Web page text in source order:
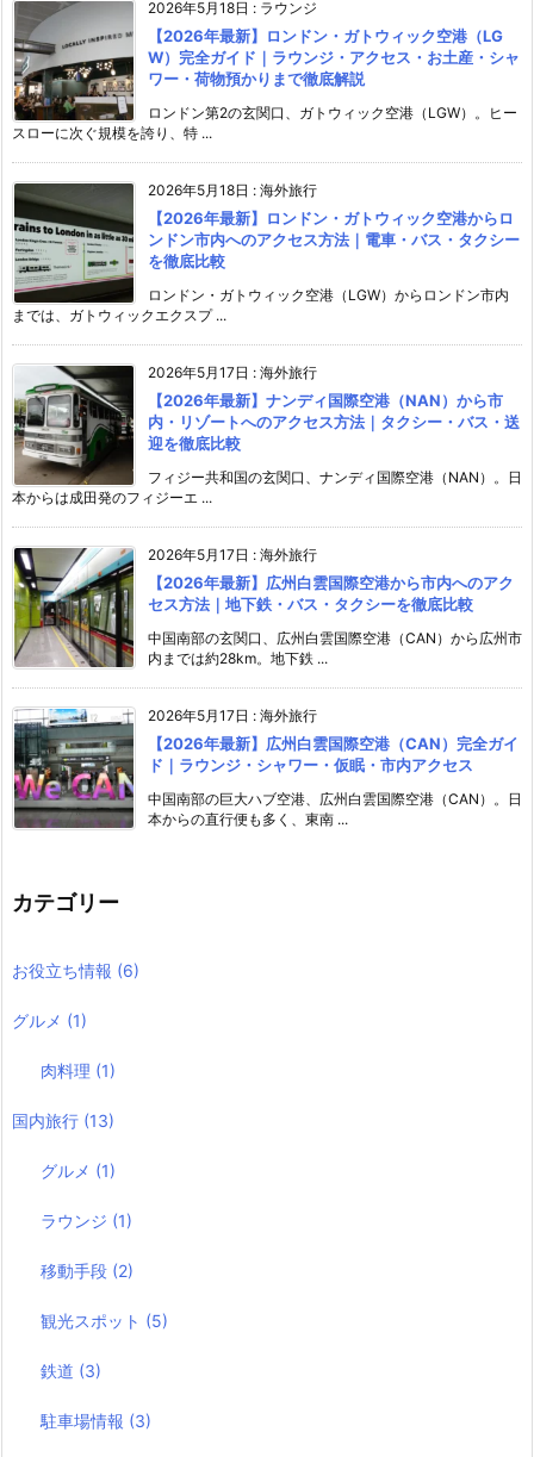
2026年5月18日 : ラウンジ
【2026年最新】ロンドン・ガトウィック空港（LG
W）完全ガイド｜ラウンジ・アクセス・お土産・シャ
ワー・荷物預かりまで徹底解説
ロンドン第2の玄関口、ガトウィック空港（LGW）。ヒー
スローに次ぐ規模を誇り、特 ...
2026年5月18日 : 海外旅行
【2026年最新】ロンドン・ガトウィック空港からロ
ンドン市内へのアクセス方法｜電車・バス・タクシー
を徹底比較
ロンドン・ガトウィック空港（LGW）からロンドン市内
までは、ガトウィックエクスプ ...
2026年5月17日 : 海外旅行
【2026年最新】ナンディ国際空港（NAN）から市
内・リゾートへのアクセス方法｜タクシー・バス・送
迎を徹底比較
フィジー共和国の玄関口、ナンディ国際空港（NAN）。日
本からは成田発のフィジーエ ...
2026年5月17日 : 海外旅行
【2026年最新】広州白雲国際空港から市内へのアク
セス方法｜地下鉄・バス・タクシーを徹底比較
中国南部の玄関口、広州白雲国際空港（CAN）から広州市
内までは約28km。地下鉄 ...
2026年5月17日 : 海外旅行
【2026年最新】広州白雲国際空港（CAN）完全ガイ
ド｜ラウンジ・シャワー・仮眠・市内アクセス
中国南部の巨大ハブ空港、広州白雲国際空港（CAN）。日
本からの直行便も多く、東南 ...
カテゴリー
お役立ち情報 (6)
グルメ (1)
肉料理 (1)
国内旅行 (13)
グルメ (1)
ラウンジ (1)
移動手段 (2)
観光スポット (5)
鉄道 (3)
駐車場情報 (3)